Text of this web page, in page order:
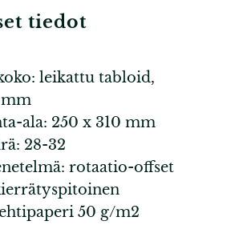
tiedot
leikattu tabloid,
mm
ala: 250 x 310 mm
28-32
rotaatio-offset
50 g/m2